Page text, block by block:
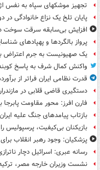
تجهیز موشکهای سپاه به نفس
پایان تلخ یک نزاع خانوادگی در
افزایش بی‌سابقه سرقت سوخت
پرواز بالگردها و پهپادهای
یک صهیونیست به جرم اعتراض
واکنش کمال شرف به پاسخ
قدرت نظامی ایران فراتر از
دستگیری قاضی قلابی در
فارن افرز: محور مقاومت
بازتاب پیامدهای جنگ علیه
بازیکنان بی‌کیفیت، پرسپولیس
پزشکیان: وجود رهبر انقلاب
رسانه عبری: اسرائیل دچار
نشست وزیران خارجه مصر،